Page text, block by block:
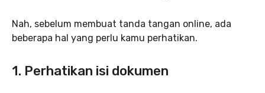
Nah, sebelum membuat tanda tangan online, ada
beberapa hal yang perlu kamu perhatikan.
1. Perhatikan isi dokumen